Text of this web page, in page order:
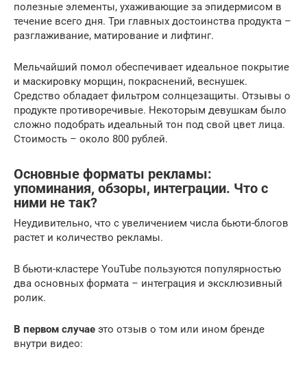
полезные элементы, ухаживающие за эпидермисом в
течение всего дня. Три главных достоинства продукта –
разглаживание, матирование и лифтинг.
Мельчайший помол обеспечивает идеальное покрытие
и маскировку морщин, покраснений, веснушек.
Средство обладает фильтром солнцезащиты. Отзывы о
продукте противоречивые. Некоторым девушкам было
сложно подобрать идеальный тон под свой цвет лица.
Стоимость – около 800 рублей.
Основные форматы рекламы:
упоминания, обзоры, интеграции. Что с
ними не так?
Неудивительно, что с увеличением числа бьюти-блогов
растет и количество рекламы.
В бьюти-кластере YouTube пользуются популярностью
два основных формата – интеграция и эксклюзивный
ролик.
В первом случае это отзыв о том или ином бренде
внутри видео: